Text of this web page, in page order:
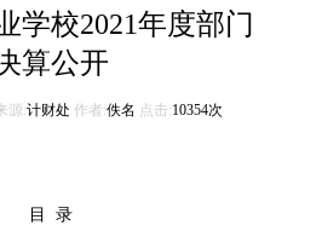
学校2021年度部门
算公开
源:计财处 作者:佚名 点击:10354次
目 录